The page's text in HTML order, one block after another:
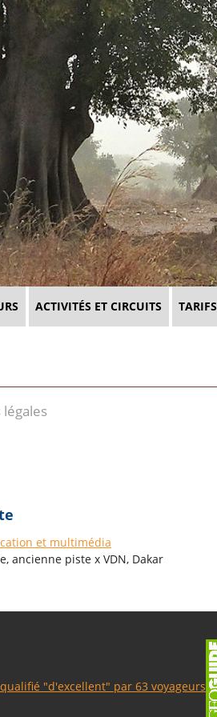
ACTIVITÉS ET CIRCUITS TARIFS
et multimédia
ancienne piste x VDN, Dakar
"d'excellent" par 63 voyageurs